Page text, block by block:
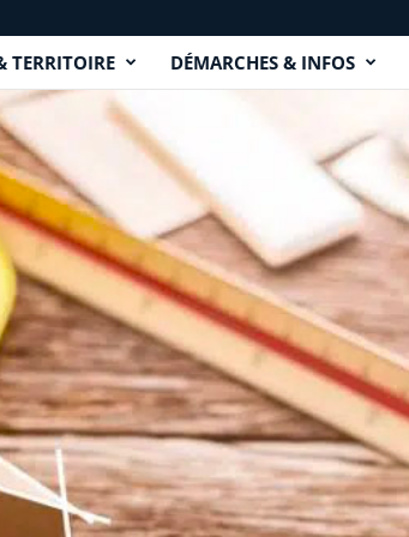
TERRITOIRE DÉMARCHES & INFOS